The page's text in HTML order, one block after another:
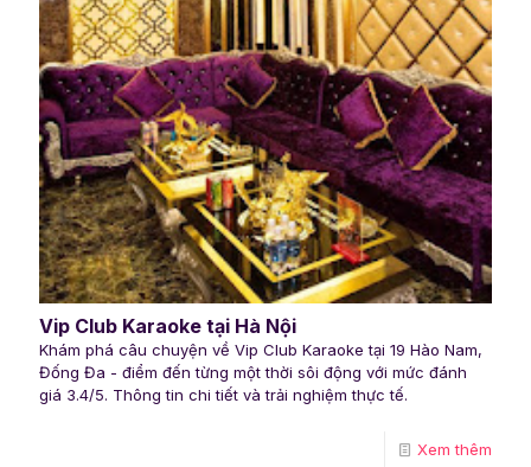
Vip Club Karaoke tại Hà Nội
Khám phá câu chuyện về Vip Club Karaoke tại 19 Hào Nam,
Đống Đa - điểm đến từng một thời sôi động với mức đánh
giá 3.4/5. Thông tin chi tiết và trải nghiệm thực tế.
Xem thêm